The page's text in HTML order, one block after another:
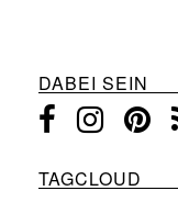
DABEI SEIN
TAGCLOUD